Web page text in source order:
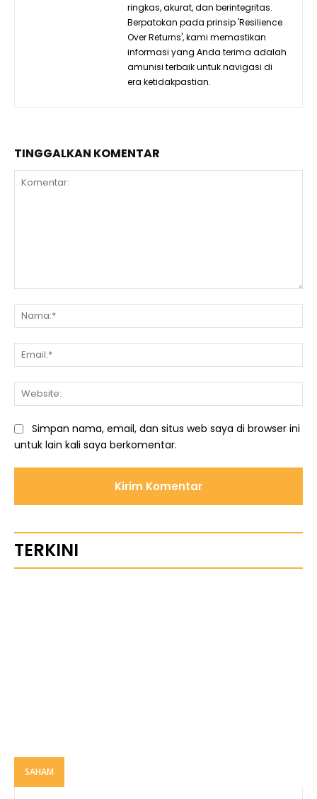
ringkas, akurat, dan berintegritas.
Berpatokan pada prinsip 'Resilience
Over Returns', kami memastikan
informasi yang Anda terima adalah
amunisi terbaik untuk navigasi di
era ketidakpastian.
TINGGALKAN KOMENTAR
Simpan nama, email, dan situs web saya di browser ini
untuk lain kali saya berkomentar.
TERKINI
SAHAM